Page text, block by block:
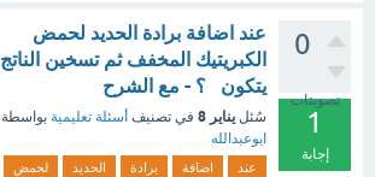
0
تصويتات
1
إجابة
عند اضافة برادة الحديد لحمض
الكبريتيك المخفف ثم تسخين الناتج
يتكون ؟ - مع الشرح
سُئل يناير 8 في تصنيف أسئلة تعليمية بواسطة
ابوعبدالله
عند اضافة برادة الحديد
لحمض